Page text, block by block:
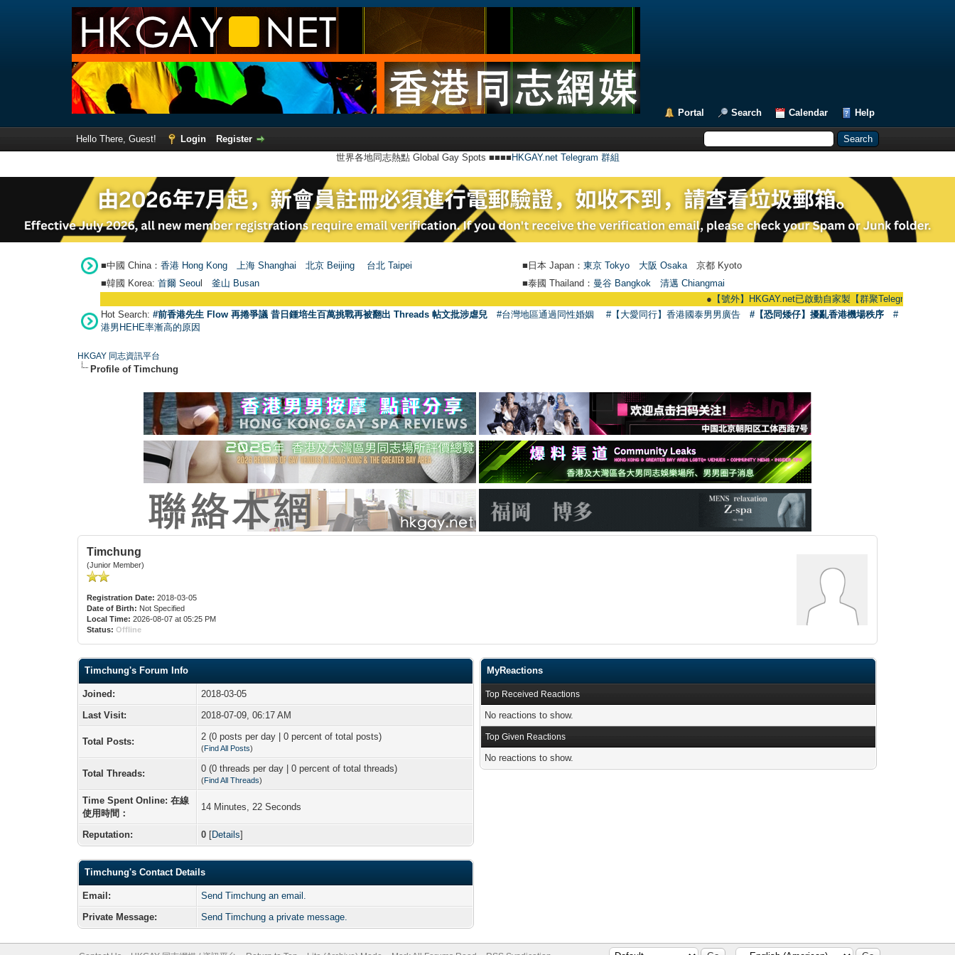
Portal Search Calendar Help
Hello There, Guest! Login
Register
世界各地同志熱點 Global Gay Spots ■■■■ HKGAY.net Telegram 群組
■中國 China： 香港 Hong Kong 上海 Shanghai 北京 Beijing 台北 Taipei ■日本 Japan： 東京 Tokyo 大阪 Osaka 京都 Kyoto
■韓國 Korea: 首爾 Seou 釜山 Busan ■泰國 Thailand： 曼谷 Bangkok
清邁 Chiangmai
【號外】HKGAY.net已啟動自家製【群聚Telegram群組】
Hot Search: #前香港先生 Flow 再捲爭議 昔日鍾培生百萬挑戰再被翻出 Threads 帖文批涉虐兒 #台灣地區通過同性婚姻 #【大愛同行】香港國泰男男廣告 #【恐同矮仔】擾亂香港機場秩序
#
港男HEHE率漸高的原因
HKGAY 同志資訊平台
Profile of Timchung
Timchung
(Junior Member)
Registration Date: 2018-03-05
Date of Birth: Not Specified
Local Time: 2026-08-07 at 05:25 PM
Status: Offline
Timchung's Forum Info
Joined:
2018-03-05
Last Visit:
2018-07-09, 06:17 AM
Total Posts: 2 (0 posts per day | 0 percent of total posts)
(Find All Posts)
Total Threads: 0 (0 threads per day | 0 percent of total threads)
(Find All Threads)
Time Spent Online: 在線
使用時間：
14 Minutes, 22 Seconds
Reputation: 0 [Details]
Timchung's Contact Details
Email:
Send Timchung an email.
Private Message:
Send Timchung a private message.
MyReactions
Top Received Reactions
No reactions to show.
Top Given Reactions
No reactions to show.